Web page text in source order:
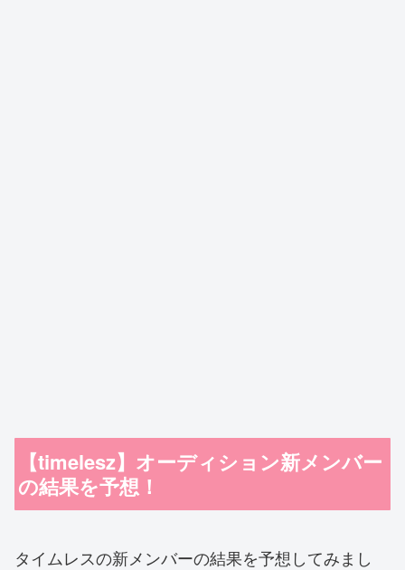
【timelesz】オーディション新メンバー
の結果を予想！
タイムレスの新メンバーの結果を予想してみまし